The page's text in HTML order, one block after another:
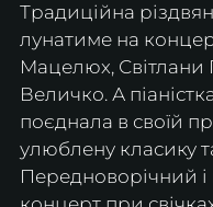
Традиційна
лунатиме на
Мацелюх, Світлани
Величко. А
поєднала в своїй
улюблену класику
Передноворічний